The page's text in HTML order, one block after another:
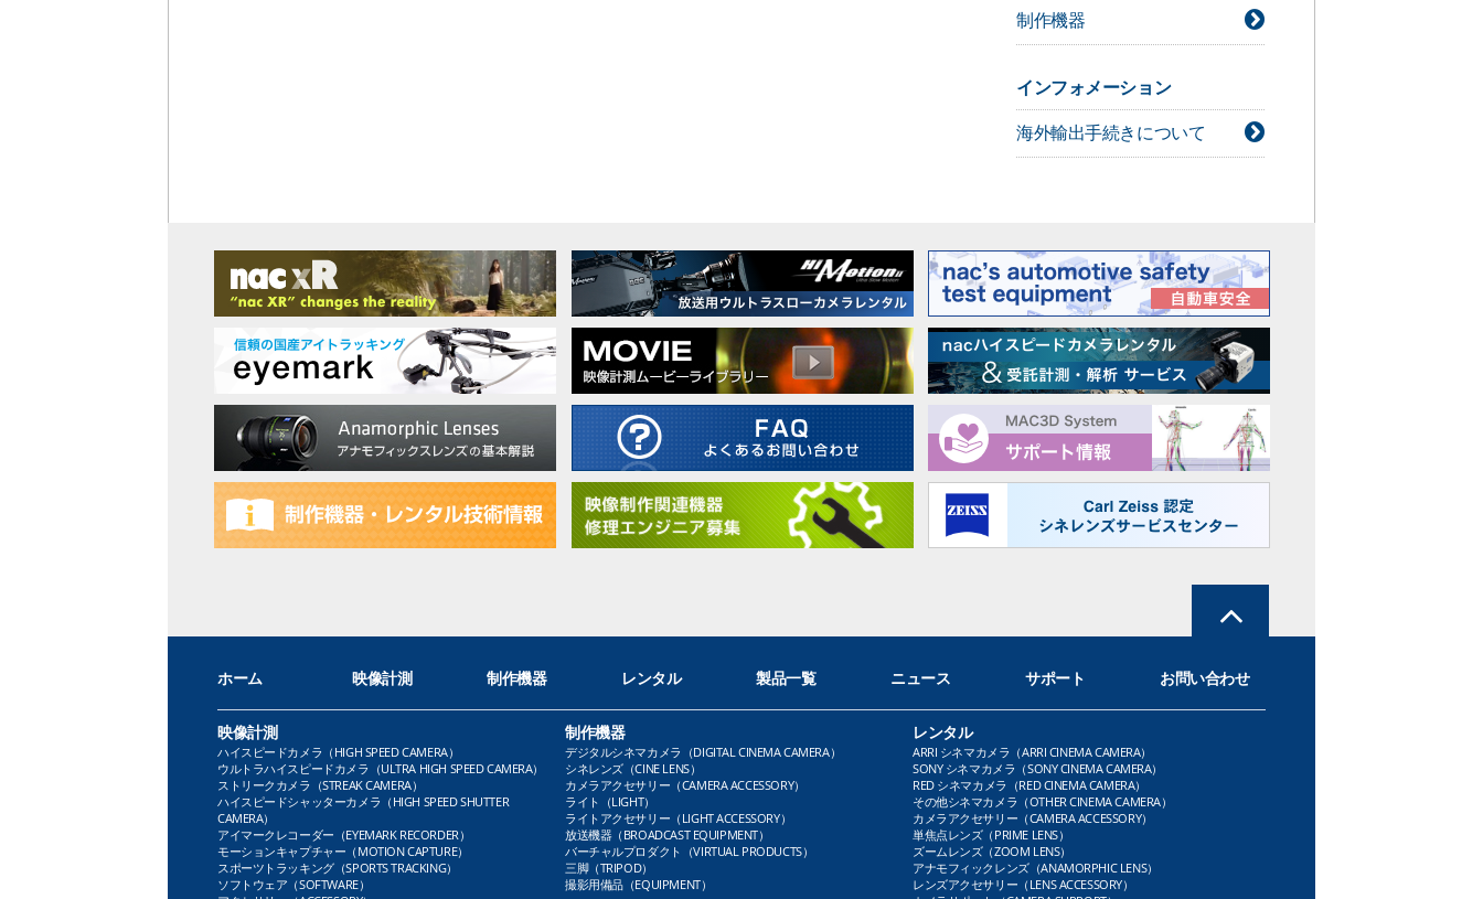
カメラアクセサリー技術情報
制作機器
インフォメーション
海外輸出手続きについて
ホーム 映像計測 制作機器 レンタル 製品一覧 ニュース サポート お問い合わせ
映像計測
ハイスピードカメラ（HIGH SPEED CAMERA）
ウルトラハイスピードカメラ（ULTRA HIGH SPEED CAMERA）
ストリークカメラ（STREAK CAMERA）
ハイスピードシャッターカメラ（HIGH SPEED SHUTTER
CAMERA）
アイマークレコーダー（EYEMARK RECORDER）
モーションキャプチャー（MOTION CAPTURE）
スポーツトラッキング（SPORTS TRACKING）
ソフトウェア（SOFTWARE）
制作機器
デジタルシネマカメラ（DIGITAL CINEMA CAMERA）
シネレンズ（CINE LENS）
カメラアクセサリー（CAMERA ACCESSORY）
ライト（LIGHT）
ライトアクセサリー（LIGHT ACCESSORY）
放送機器（BROADCAST EQUIPMENT）
バーチャルプロダクト（VIRTUAL PRODUCTS）
三脚（TRIPOD）
撮影用備品（EQUIPMENT）
レンタル
ARRI シネマカメラ（ARRI CINEMA CAMERA）
SONY シネマカメラ（SONY CINEMA CAMERA）
RED シネマカメラ（RED CINEMA CAMERA）
その他シネマカメラ（OTHER CINEMA CAMERA）
カメラアクセサリー（CAMERA ACCESSORY）
単焦点レンズ（PRIME LENS）
ズームレンズ（ZOOM LENS）
アナモフィックレンズ（ANAMORPHIC LENS）
レンズアクセサリー（LENS ACCESSORY）